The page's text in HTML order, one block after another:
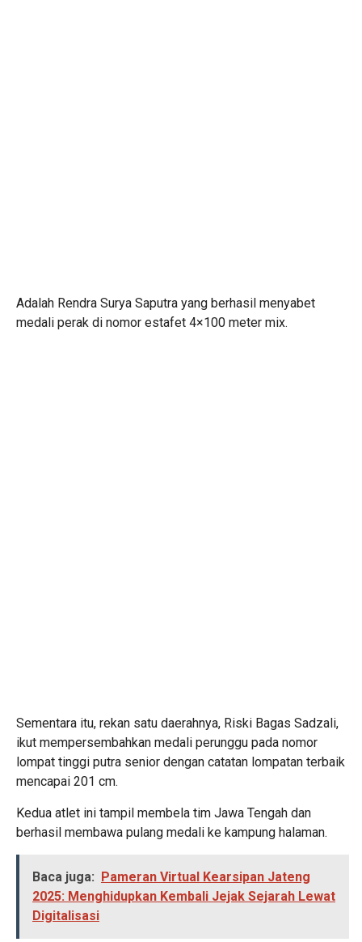
Adalah Rendra Surya Saputra yang berhasil menyabet
medali perak di nomor estafet 4×100 meter mix.
Sementara itu, rekan satu daerahnya, Riski Bagas Sadzali,
ikut mempersembahkan medali perunggu pada nomor
lompat tinggi putra senior dengan catatan lompatan terbaik
mencapai 201 cm.
Kedua atlet ini tampil membela tim Jawa Tengah dan
berhasil membawa pulang medali ke kampung halaman.
Baca juga: Pameran Virtual Kearsipan Jateng
2025: Menghidupkan Kembali Jejak Sejarah Lewat
Digitalisasi